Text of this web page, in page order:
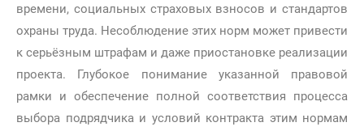
времени, социальных страховых взносов и стандартов
охраны труда. Несоблюдение этих норм может привести
к серьёзным штрафам и даже приостановке реализации
проекта. Глубокое понимание указанной правовой
рамки и обеспечение полной соответствия процесса
выбора подрядчика и условий контракта этим нормам